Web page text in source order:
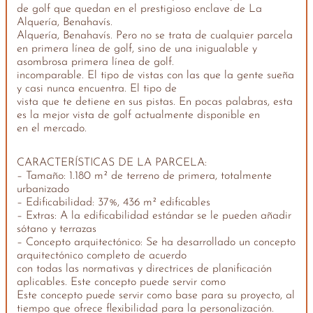
de golf que quedan en el prestigioso enclave de La
Alquería, Benahavís.
Alquería, Benahavís. Pero no se trata de cualquier parcela
en primera línea de golf, sino de una inigualable y
asombrosa primera línea de golf.
incomparable. El tipo de vistas con las que la gente sueña
y casi nunca encuentra. El tipo de
vista que te detiene en sus pistas. En pocas palabras, esta
es la mejor vista de golf actualmente disponible en
en el mercado.
CARACTERÍSTICAS DE LA PARCELA:
– Tamaño: 1.180 m² de terreno de primera, totalmente
urbanizado
– Edificabilidad: 37%, 436 m² edificables
– Extras: A la edificabilidad estándar se le pueden añadir
sótano y terrazas
– Concepto arquitectónico: Se ha desarrollado un concepto
arquitectónico completo de acuerdo
con todas las normativas y directrices de planificación
aplicables. Este concepto puede servir como
Este concepto puede servir como base para su proyecto, al
tiempo que ofrece flexibilidad para la personalización.